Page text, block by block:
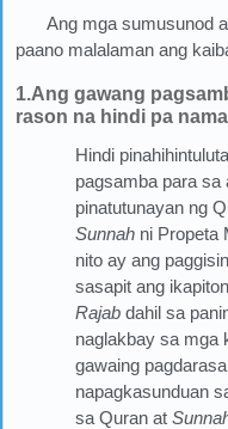
Ang mga sumusunod
paano malalaman ang
1.Ang gawang
rason na hindi pa
Hindi
pagsamba para sa
pinatutunayan ng
Sunnah ni Propeta
nito ay ang
sasapit ang
Rajab dahil sa
naglakbay sa mga
gawaing
napagkasunduan
sa Quran at